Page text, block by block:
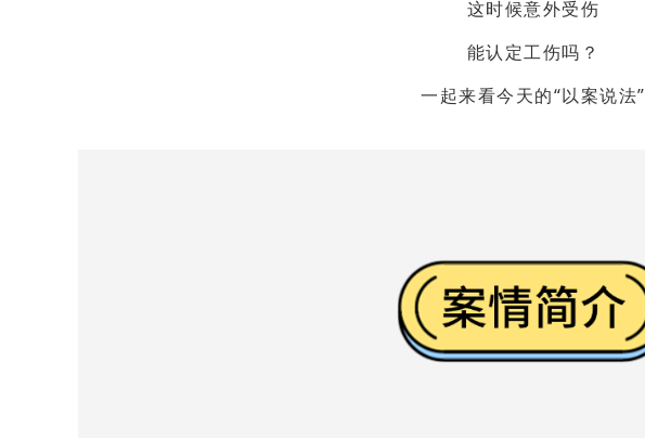
这时候意外受伤
能认定工伤吗？
一起来看今天的“以案说法”